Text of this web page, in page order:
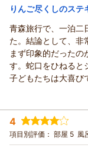
した。
ても素敵な過ごし
シャンプーバイキ
ときが、少しでも
ら幸いです。
これからも「また
ほっとできる場所
楽しみにお待ちして
どうぞお気をつけ
アップルおもてな
宿泊価格帯： 17,001～
青森のお宿 ホテルア
いいな、大ちゃん
この度は数ある宿
とうございます。
また、ご夫婦での
ご到着時のお出迎
いただけたご様子
また、りんご風呂
ただけたとのお言
りんご尽くしのステ
青森旅行で、一泊二
た。結論として、非
まず印象的だった
す。蛇口をひねると
子どもたちは大喜び
風呂上がりに少し
なっていたのが少
せん。
温泉もゆったりと気
宿泊時期： 2026年03
投稿者： くれぼんさん
宿泊プラン： 【じゃら
け」など40品目朝食バ
4
項目別評価： 部屋 5 風